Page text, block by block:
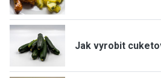
Jak vyrobit